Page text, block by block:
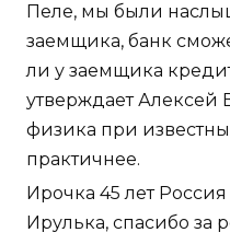
Пеле, мы были
заемщика, банк
ли у заемщика
утверждает Алексей
физика при
практичнее.
Ирочка 45 лет
Ирулька, спасибо за